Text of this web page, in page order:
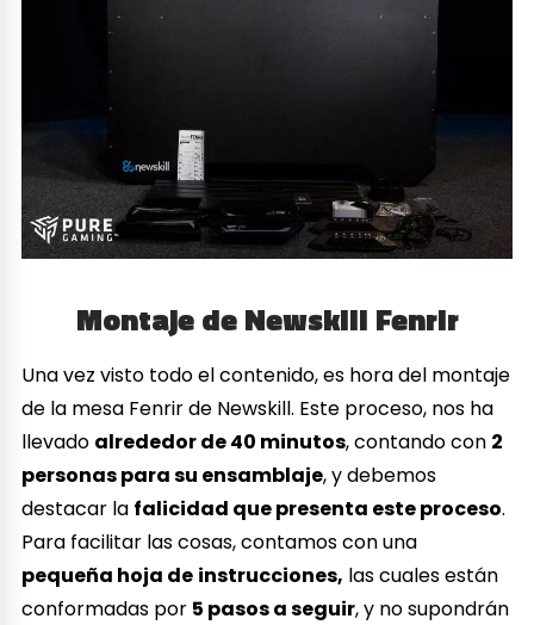
Montaje de Newskill Fenrir
Una vez visto todo el contenido, es hora del montaje
de la mesa Fenrir de Newskill. Este proceso, nos ha
llevado alrededor de 40 minutos, contando con 2
personas para su ensamblaje, y debemos
destacar la falicidad que presenta este proceso.
Para facilitar las cosas, contamos con una
pequeña hoja de instrucciones, las cuales están
conformadas por 5 pasos a seguir, y no supondrán